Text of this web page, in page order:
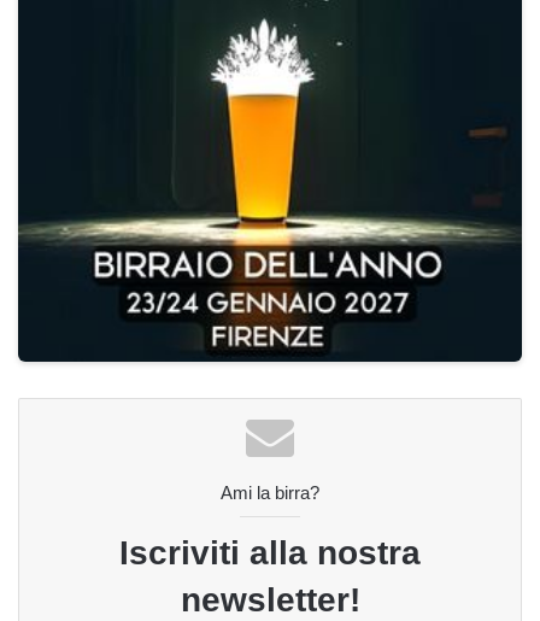
Ami la birra?
Iscriviti alla nostra
newsletter!